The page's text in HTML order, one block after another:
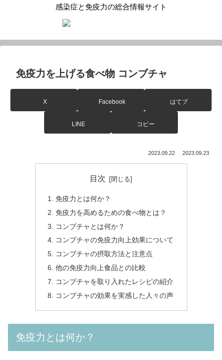
感染症と免疫力の総合情報サイト
免疫力を上げる食べ物 コンブチャ
X Facebook はてブ
LINE コピー
2023.09.22 2023.09.23
目次
免疫力とは何か？
免疫力を高めるための食べ物とは？
コンブチャとは何か？
コンブチャの免疫力向上効果について
コンブチャの摂取方法と注意点
他の免疫力向上食品との比較
コンブチャを取り入れたレシピの紹介
コンブチャの効果を実感した人々の声
免疫力とは何か？